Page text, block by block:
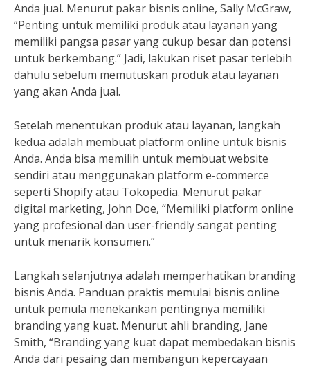
Anda jual. Menurut pakar bisnis online, Sally McGraw,
“Penting untuk memiliki produk atau layanan yang
memiliki pangsa pasar yang cukup besar dan potensi
untuk berkembang.” Jadi, lakukan riset pasar terlebih
dahulu sebelum memutuskan produk atau layanan
yang akan Anda jual.
Setelah menentukan produk atau layanan, langkah
kedua adalah membuat platform online untuk bisnis
Anda. Anda bisa memilih untuk membuat website
sendiri atau menggunakan platform e-commerce
seperti Shopify atau Tokopedia. Menurut pakar
digital marketing, John Doe, “Memiliki platform online
yang profesional dan user-friendly sangat penting
untuk menarik konsumen.”
Langkah selanjutnya adalah memperhatikan branding
bisnis Anda. Panduan praktis memulai bisnis online
untuk pemula menekankan pentingnya memiliki
branding yang kuat. Menurut ahli branding, Jane
Smith, “Branding yang kuat dapat membedakan bisnis
Anda dari pesaing dan membangun kepercayaan